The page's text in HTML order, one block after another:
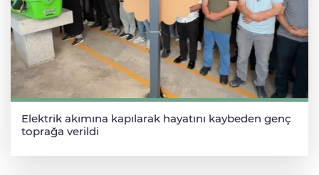
Elektrik akımına kapılarak hayatını kaybeden genç
toprağa verildi